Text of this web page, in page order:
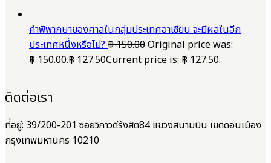
คำพิพากษาของศาลในกลุ่มประเทศอาเซียน จะมีผลในอีก
ประเทศหนึ่งหรือไม่?฿150.00Original price was:
฿ 150.00.฿127.50Current price is: ฿ 127.50.
ติดต่อเรา
ที่อยู่: 39/200-201 ซอยวิภาวดีรังสิต84 แขวงสนามบิน เขตดอนเมือง
กรุงเทพมหานคร 10210